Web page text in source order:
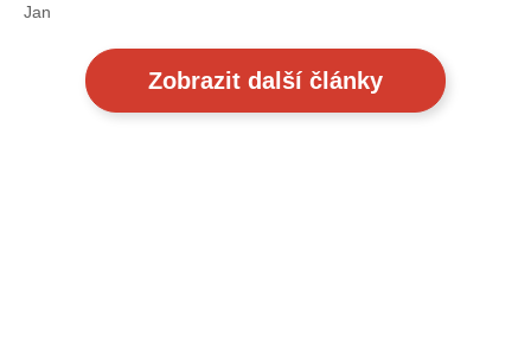
Jan
Zobrazit další články